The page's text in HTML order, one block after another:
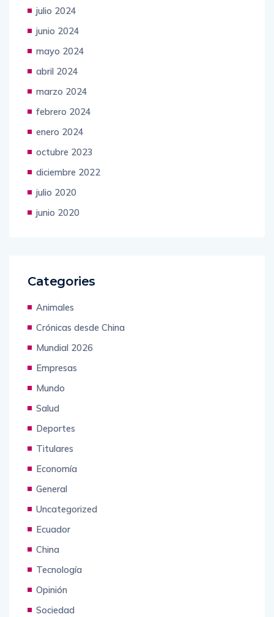
julio 2024
junio 2024
mayo 2024
abril 2024
marzo 2024
febrero 2024
enero 2024
octubre 2023
diciembre 2022
julio 2020
junio 2020
Categories
Animales
Crónicas desde China
Mundial 2026
Empresas
Mundo
Salud
Deportes
Titulares
Economía
General
Uncategorized
Ecuador
China
Tecnología
Opinión
Sociedad